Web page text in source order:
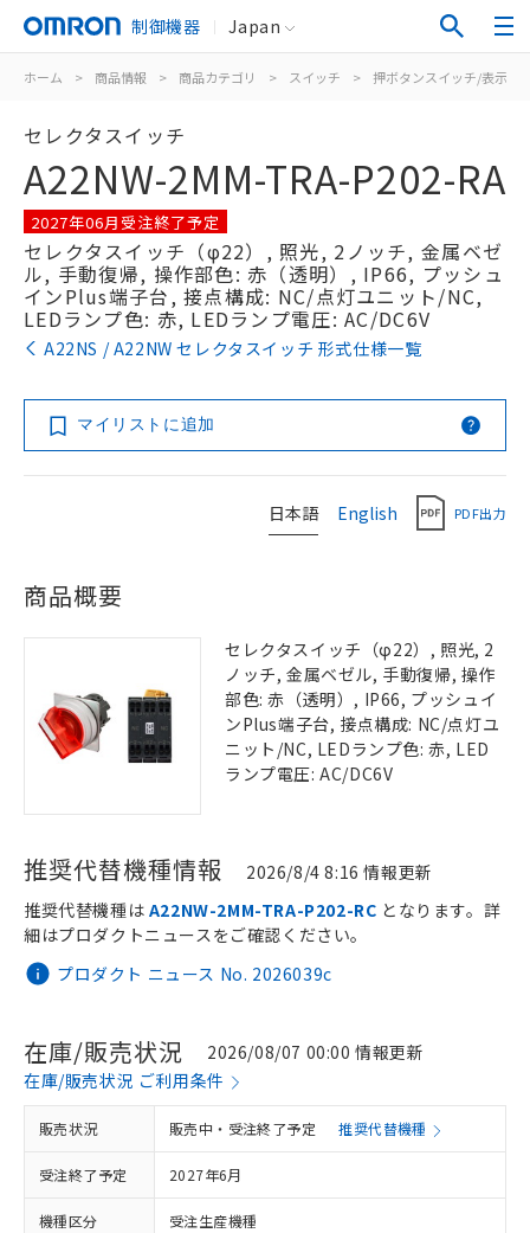
制御機器 Japan
ホーム > 商品情報 > 商品カテゴリ > スイッチ > 押ボタンスイッチ/表示灯
セレクタスイッチ
A22NW-2MM-TRA-P202-RA
2027年06月受注終了予定
セレクタスイッチ（φ22）, 照光, 2ノッチ, 金属ベゼ
ル, 手動復帰, 操作部色: 赤（透明）, IP66, プッシュ
インPlus端子台, 接点構成: NC/点灯ユニット/NC,
LEDランプ色: 赤, LEDランプ電圧: AC/DC6V
A22NS / A22NW セレクタスイッチ 形式仕様一覧
マイリストに追加
日本語 English PDF出力
商品概要
セレクタスイッチ（φ22）, 照光, 2
ノッチ, 金属ベゼル, 手動復帰, 操作
部色: 赤（透明）, IP66, プッシュイ
ンPlus端子台, 接点構成: NC/点灯ユ
ニット/NC, LEDランプ色: 赤, LED
ランプ電圧: AC/DC6V
推奨代替機種情報 2026/8/4 8:16 情報更新
プロダクト ニュース No. 2026039c
推奨代替機種は A22NW-2MM-TRA-P202-RC となります。詳
細はプロダクトニュースをご確認ください。
在庫/販売状況
2026/08/07 00:00 情報更新
在庫/販売状況 ご利用条件
販売状況 販売中・受注終了予定 推奨代替機種
受注終了予定 2027年6月
機種区分 受注生産機種